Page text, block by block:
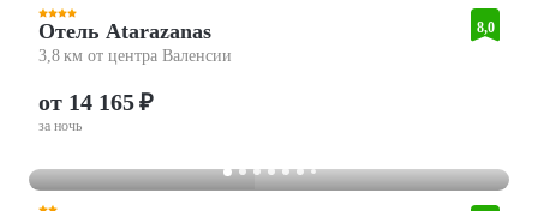
Отель Atarazanas
3,8 км от центра Валенсии
8,0
от 14 165 ₽
за ночь